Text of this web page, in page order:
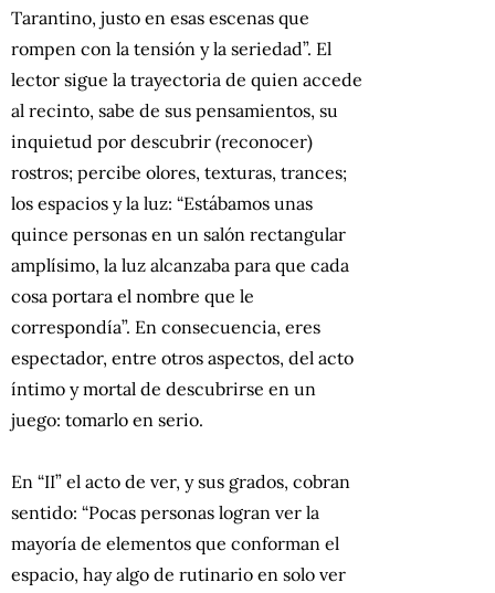
Tarantino, justo en esas escenas que
rompen con la tensión y la seriedad”. El
lector sigue la trayectoria de quien accede
al recinto, sabe de sus pensamientos, su
inquietud por descubrir (reconocer)
rostros; percibe olores, texturas, trances;
los espacios y la luz: “Estábamos unas
quince personas en un salón rectangular
amplísimo, la luz alcanzaba para que cada
cosa portara el nombre que le
correspondía”. En consecuencia, eres
espectador, entre otros aspectos, del acto
íntimo y mortal de descubrirse en un
juego: tomarlo en serio.
En “II” el acto de ver, y sus grados, cobran
sentido: “Pocas personas logran ver la
mayoría de elementos que conforman el
espacio, hay algo de rutinario en solo ver